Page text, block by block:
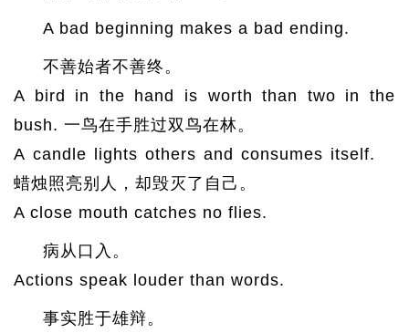
A bad beginning makes a bad ending.
不善始者不善终。
A bird in the hand is worth than two in the
bush. 一鸟在手胜过双鸟在林。
A candle lights others and consumes itself.
蜡烛照亮别人，却毁灭了自己。
A close mouth catches no flies.
病从口入。
Actions speak louder than words.
事实胜于雄辩。